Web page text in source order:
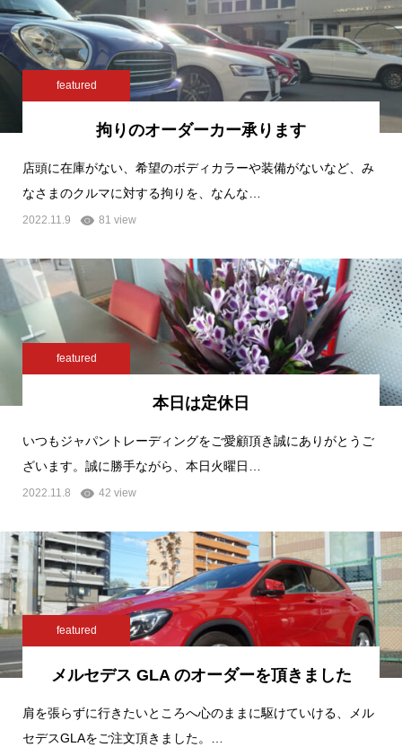
featured
拘りのオーダーカー承ります
店頭に在庫がない、希望のボディカラーや装備がないなど、み
なさまのクルマに対する拘りを、なんな…
2022.11.9 81 view
featured
本日は定休日
いつもジャパントレーディングをご愛顧頂き誠にありがとうご
ざいます。誠に勝手ながら、本日火曜日…
2022.11.8 42 view
featured
メルセデス GLA のオーダーを頂きました
肩を張らずに行きたいところへ心のままに駆けていける、メル
セデスGLAをご注文頂きました。…